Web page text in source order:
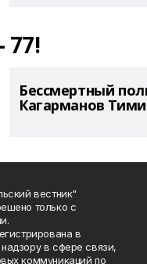
77!
Бессмертный
Кагарманов
вестник"
только с
в
в сфере связи,
коммуникаций по